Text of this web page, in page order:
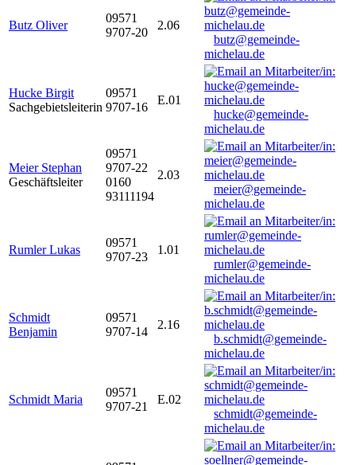
Butz Oliver
09571
9707-20
2.06
butz@gemeinde-
michelau.de
Hucke Birgit
Sachgebietsleiterin
09571
9707-16
E.01
hucke@gemeinde-
michelau.de
Meier Stephan
Geschäftsleiter
09571
9707-22
0160
93111194
2.03
meier@gemeinde-
michelau.de
Rumler Lukas
09571
9707-23
1.01
rumler@gemeinde-
michelau.de
Schmidt
Benjamin
09571
9707-14
2.16
b.schmidt@gemeinde-
michelau.de
Schmidt Maria
09571
9707-21
E.02
schmidt@gemeinde-
michelau.de